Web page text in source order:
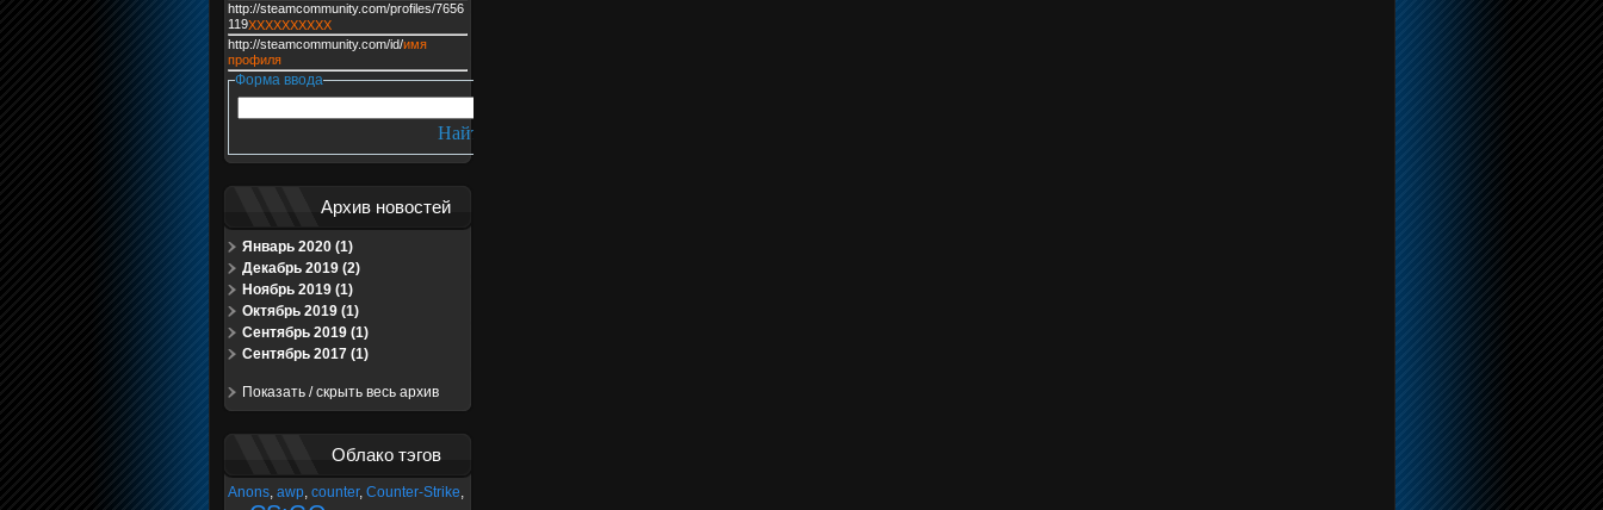
http://steamcommunity.com/profiles/7656
119XXXXXXXXXX
http://steamcommunity.com/id/имя
профиля
Форма ввода
Архив новостей
Январь 2020 (1)
Декабрь 2019 (2)
Ноябрь 2019 (1)
Октябрь 2019 (1)
Сентябрь 2019 (1)
Сентябрь 2017 (1)
Показать / скрыть весь архив
Облако тэгов
Anons, awp, counter, Counter-Strike,